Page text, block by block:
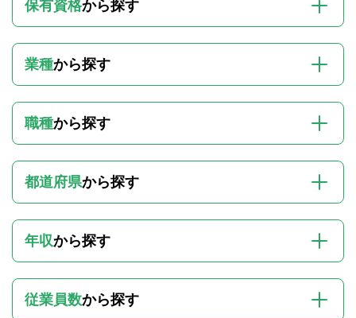
保有資格から探す
業種から探す
職種から探す
都道府県から探す
年収から探す
従業員数から探す